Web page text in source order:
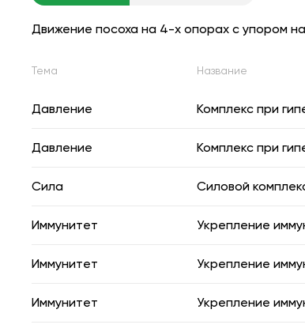
Движение посоха на 4-х опорах с упором
Тема Название
Давление Комплекс при
Давление Комплекс при
Сила Силовой
Иммунитет Укрепление
Иммунитет Укрепление
Иммунитет Укрепление